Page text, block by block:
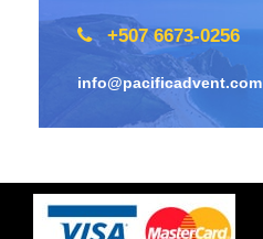
+507 6673-0256
info@pacificadvent.com